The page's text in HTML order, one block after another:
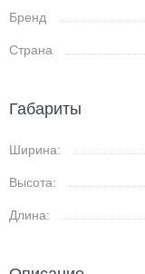
Бренд
Страна
Габариты
Ширина:
Высота:
Длина: